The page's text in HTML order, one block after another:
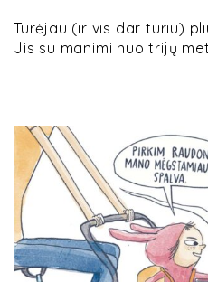
Turėjau (ir vis dar turiu)
Jis su manimi nuo trijų